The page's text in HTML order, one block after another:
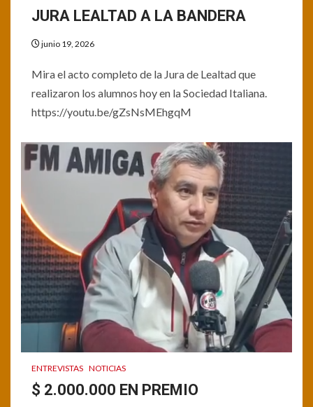
JURA LEALTAD A LA BANDERA
junio 19, 2026
Mira el acto completo de la Jura de Lealtad que
realizaron los alumnos hoy en la Sociedad Italiana.
https://youtu.be/gZsNsMEhgqM
ENTREVISTAS NOTICIAS
$ 2.000.000 EN PREMIO